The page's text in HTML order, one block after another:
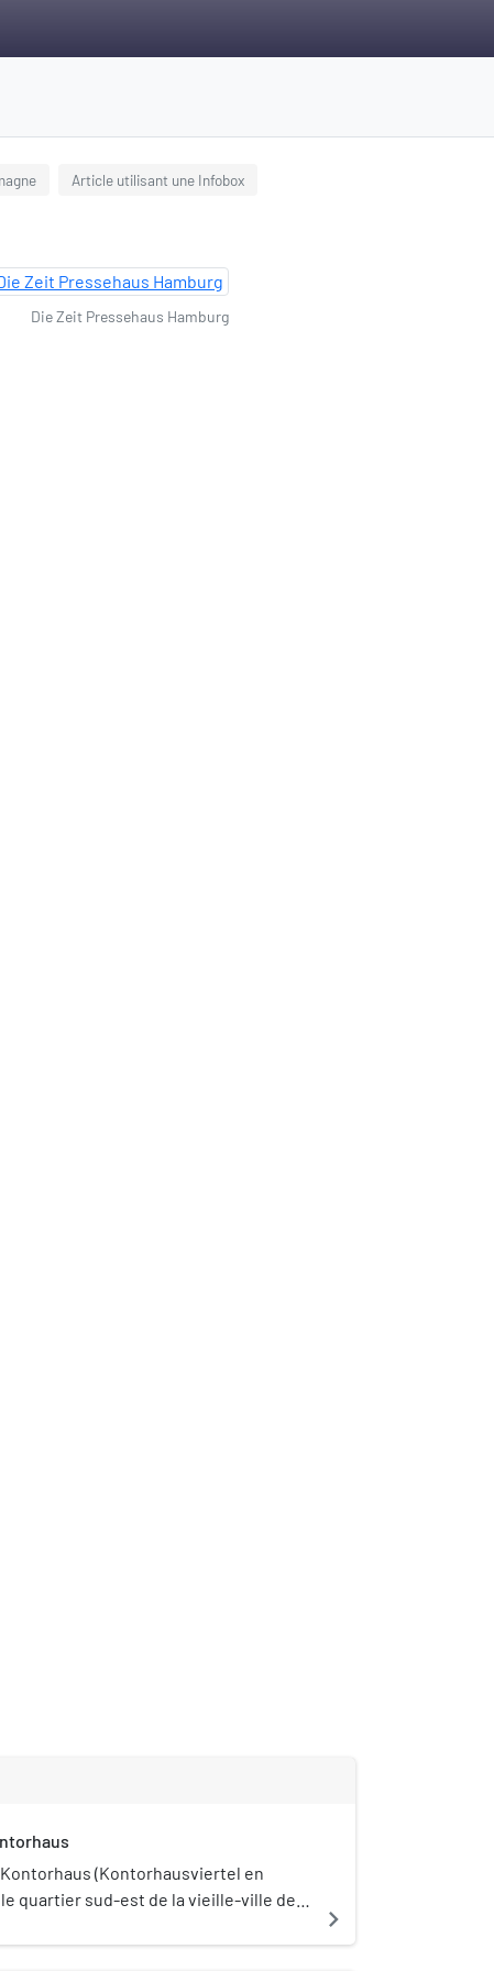
Article utilisant une Infobox
Die Zeit Pressehaus Hamburg
(Kontorhausviertel en
quartier sud-est de la vieille-ville de
Brandstwiete. Il est caractérisé par
navigate_next